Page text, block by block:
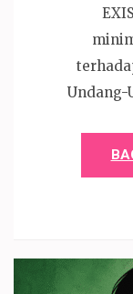
Undang-